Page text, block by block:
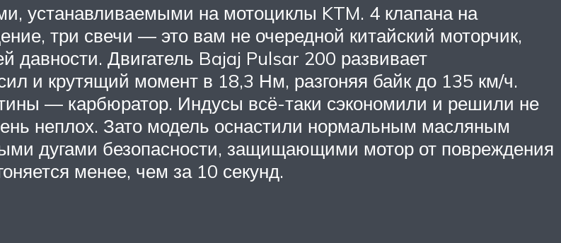
устанавливаемыми на мотоциклы KTM. 4 клапана на
три свечи — это вам не очередной китайский моторчик,
давности. Двигатель Bajaj Pulsar 200 развивает
и крутящий момент в 18,3 Нм, разгоняя байк до 135 км/ч.
— карбюратор. Индусы всё-таки сэкономили и решили не
неплох. Зато модель оснастили нормальным масляным
дугами безопасности, защищающими мотор от повреждения
менее, чем за 10 секунд.